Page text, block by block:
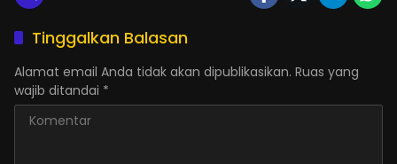
Tinggalkan Balasan
Alamat email Anda tidak akan dipublikasikan. Ruas yang
wajib ditandai *